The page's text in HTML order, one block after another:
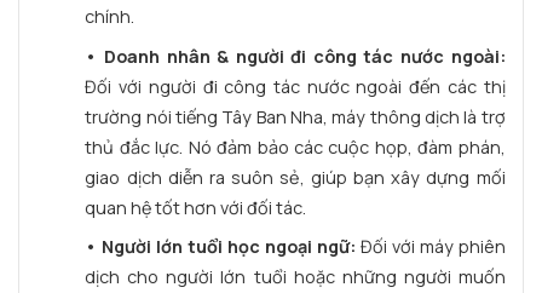
chính.
• Doanh nhân & người đi công tác nước ngoài:
Đối với người đi công tác nước ngoài đến các thị
trường nói tiếng Tây Ban Nha, máy thông dịch là trợ
thủ đắc lực. Nó đảm bảo các cuộc họp, đàm phán,
giao dịch diễn ra suôn sẻ, giúp bạn xây dựng mối
quan hệ tốt hơn với đối tác.
• Người lớn tuổi học ngoại ngữ: Đối với máy phiên
dịch cho người lớn tuổi hoặc những người muốn